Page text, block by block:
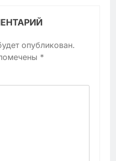
опубликован.
*